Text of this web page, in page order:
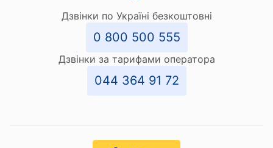
Дзвінки по Україні безкоштовні
0 800 500 555
Дзвінки за тарифами оператора
044 364 91 72